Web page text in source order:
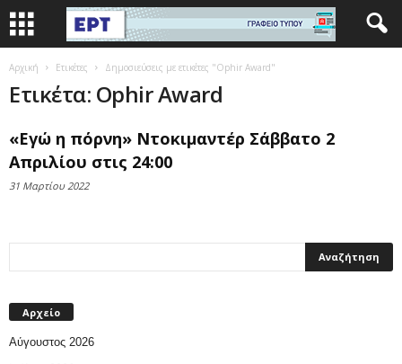
Αρχική Ετικέτες Δημοσιεύσεις με ετικέτες "Ophir Award"
Ετικέτα: Ophir Award
«Εγώ η πόρνη» Ντοκιμαντέρ Σάββατο 2
Απριλίου στις 24:00
31 Μαρτίου 2022
Αρχείο
Αύγουστος 2026